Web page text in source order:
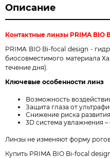
Описание
Контактные линзы PRIMA ВIO
PRIMA ВIO Bi-focal design - г
биосовместимого материала
течение дня).
Ключевые особенности линз
Возможность
Защита глаза от
Снижение риска
3D система увлажнения
Линзы не изменяют форму
Купить PRIMA ВIO Bi-focal